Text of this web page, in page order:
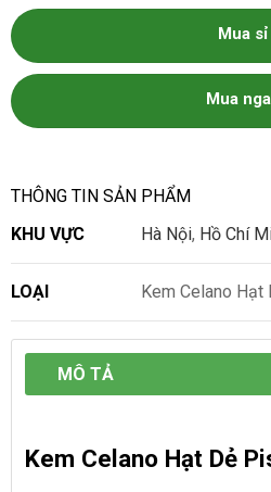
Mua sỉ
Mua
THÔNG TIN SẢN PHẨM
KHU VỰC
Hà Nội, Hồ Chí
LOẠI Kem Celano
MÔ TẢ
Kem Celano Hạt Dẻ